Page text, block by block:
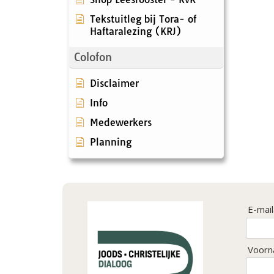
Tekstuitleg bij Tora- of
Haftaralezing (KRJ)
Colofon
Disclaimer
Info
Medewerkers
Planning
E-